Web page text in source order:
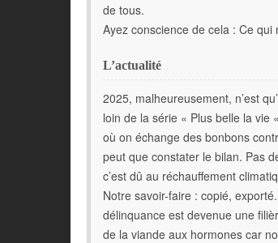
de tous.
Ayez conscience de cela : Ce qui
L’actualité
2025, malheureusement, n’est
loin de la série « Plus belle la vie
où on échange des bonbons
peut que constater le bilan. Pas
c’est dû au réchauffement
Notre savoir-faire : copié,
délinquance est devenue une
de la viande aux hormones car